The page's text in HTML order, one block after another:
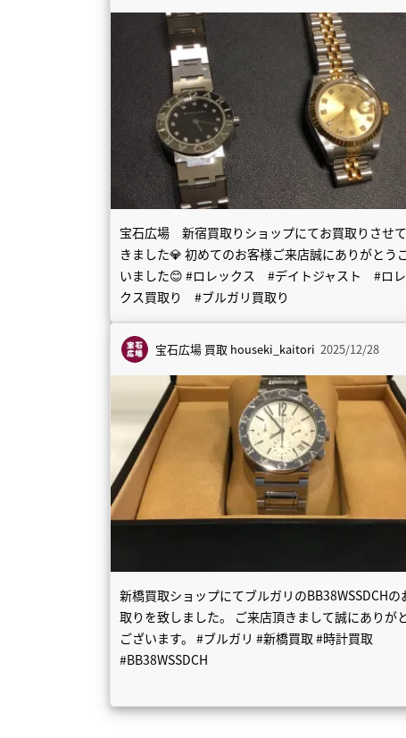
宝石広場 新宿買取りショップにてお買取りさせ
きました💎 初めてのお客様ご来店誠にありがとう
いました😊 #ロレックス #デイトジャスト #ロ
クス買取り #ブルガリ買取り
宝石広場 買取 houseki_kaitori 2025/12/28
新橋買取ショップにてブルガリのBB38WSSDCHの
取りを致しました。 ご来店頂きまして誠にありが
ございます。 #ブルガリ #新橋買取 #時計買取
#BB38WSSDCH